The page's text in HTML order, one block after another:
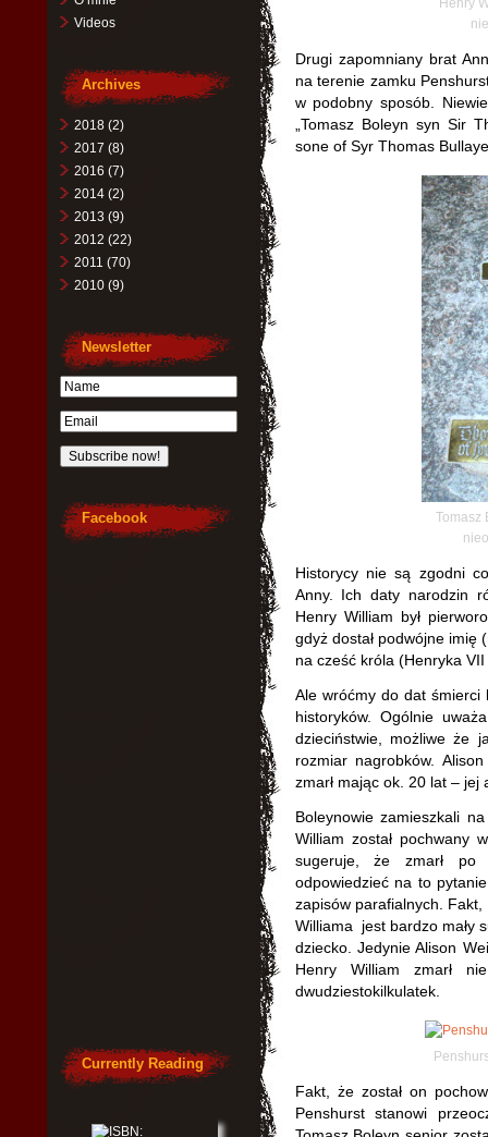
Henry
Drugi zapomniany brat
na terenie zamku
w podobny sposób.
„Tomasz Boleyn syn Sir
sone of Syr Thomas
Tomasz
Historycy nie są zgodni
Anny. Ich daty narodzin
Henry William był
gdyż dostał podwójne imię
na cześć króla (Henryka
Ale wróćmy do dat śmierci
historyków. Ogólnie
dzieciństwie, możliwe że
rozmiar nagrobków.
zmarł mając ok. 20 lat –
Boleynowie zamieszkali
William został pochwany
sugeruje, że zmarł po
odpowiedzieć na to
zapisów parafialnych.
Williama jest bardzo mały
dziecko. Jedynie Alison
Henry William zmarł
dwudziestokilkulatek.
Fakt, że został on
Penshurst stanowi
Videos
Archives
2018 (2)
2017 (8)
2016 (7)
2014 (2)
2013 (9)
2012 (22)
2011 (70)
2010 (9)
Newsletter
Facebook
Currently Reading